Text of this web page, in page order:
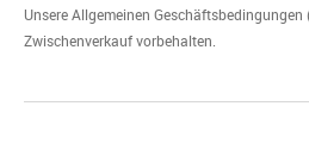
Unsere Allgemeinen
Zwischenverkauf vorbehalten.